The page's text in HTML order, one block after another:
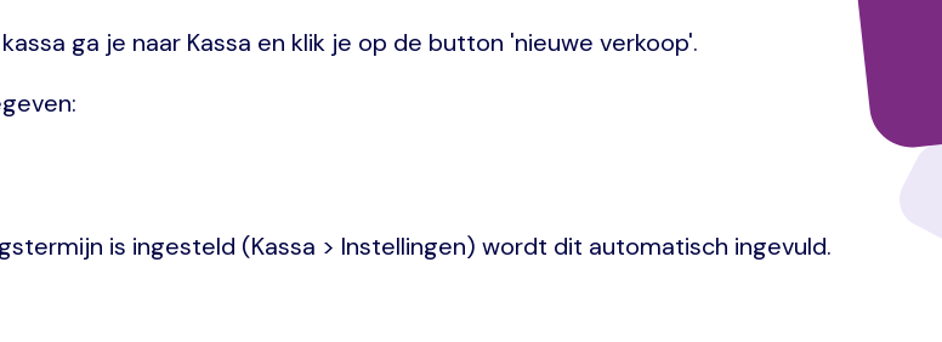
ga je naar Kassa en klik je op de button 'nieuwe verkoop'.
is ingesteld (Kassa > Instellingen) wordt dit automatisch ingevuld.